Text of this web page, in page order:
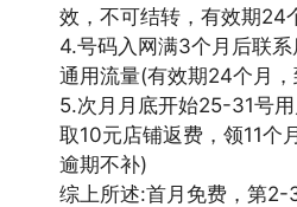
效，不可结转，有效期24
4.号码入网满3个月后联
通用流量(有效期24个月
5.次月月底开始25-31号
取10元店铺返费，领11个
逾期不补)
综上所述:首月免费，第2-